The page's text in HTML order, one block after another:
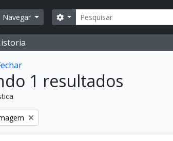
Navegar Buscar
Opções de busca
1 resultados
filtro: